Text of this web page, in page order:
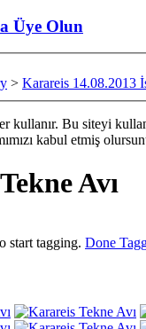
Üye Olun
> Karareis 14.08.2013
kullanır. Bu siteyi
kabul etmiş
Avı
start tagging. Done